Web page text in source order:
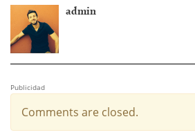
admin
Publicidad
Comments are closed.